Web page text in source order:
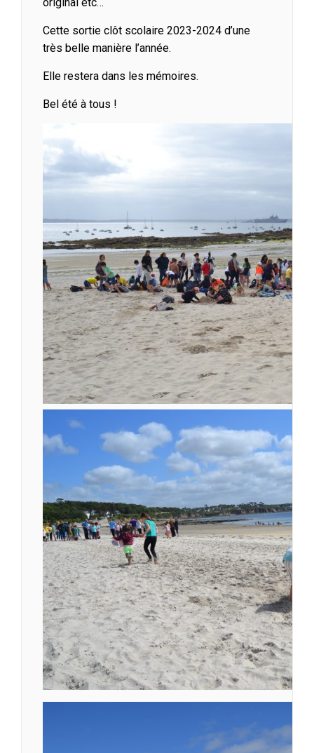
Cette sortie clôt scolaire 2023-2024 d’une
très belle manière l’année.
Elle restera dans les mémoires.
Bel été à tous !